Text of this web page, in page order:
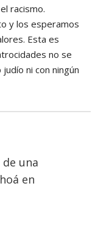
racismo.
y los esperamos
Esta es
no se
ni con ningún
de una
en